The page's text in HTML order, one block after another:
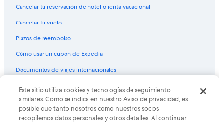
Cancelar tu reservación de hotel o renta vacacional
Cancelar tu vuelo
Plazos de reembolso
Cómo usar un cupón de Expedia
Documentos de viajes internacionales
© 2026 Expedia, Inc., una empresa de Expedia Group. Todos los
derechos reservados. Expedia y el logo de Expedia son marcas
registradas o marcas comerciales de Expedia, Inc. CST# 2029030-50.
Este sitio utiliza cookies y tecnologías de seguimiento
similares. Como se indica en nuestro Aviso de privacidad, es
posible que tanto nosotros como nuestros socios
recopilemos datos personales y otros detalles. Al continuar